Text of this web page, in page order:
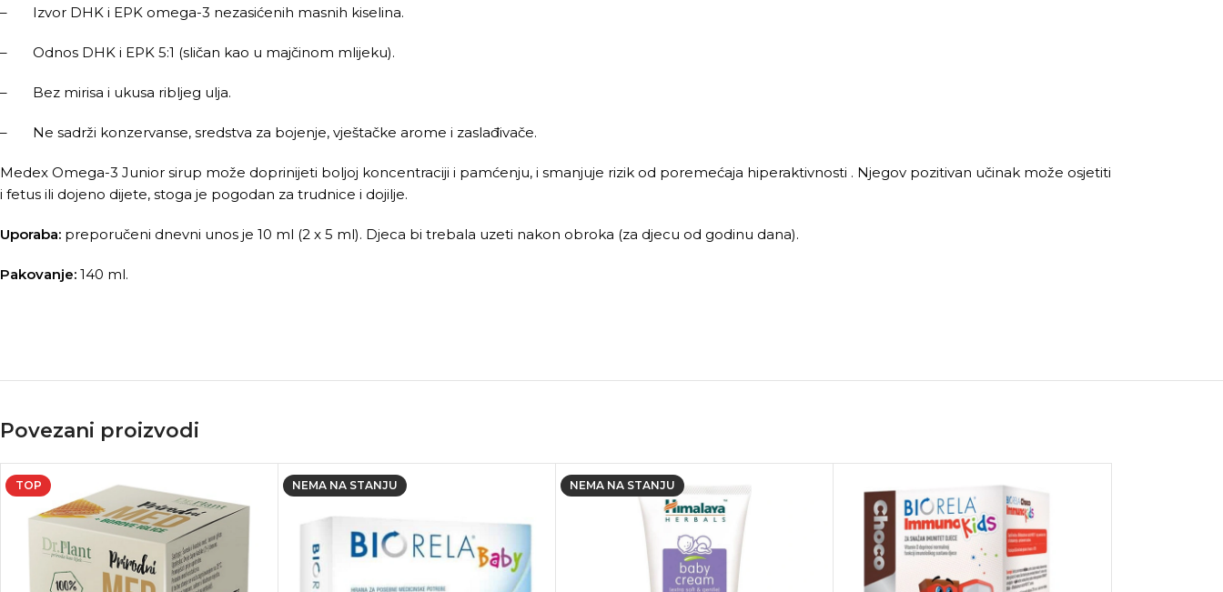
– Izvor DHK i EPK omega-3 nezasićenih masnih kiselina.
– Odnos DHK i EPK 5:1 (sličan kao u majčinom mlijeku).
– Bez mirisa i ukusa ribljeg ulja.
– Ne sadrži konzervanse, sredstva za bojenje, vještačke arome i zaslađivače.
Medex Omega-3 Junior sirup može doprinijeti boljoj koncentraciji i pamćenju, i smanjuje rizik od poremećaja hiperaktivnosti . Njegov pozitivan učinak može osjetiti
i fetus ili dojeno dijete, stoga je pogodan za trudnice i dojilje.
Uporaba: preporučeni dnevni unos je 10 ml (2 x 5 ml). Djeca bi trebala uzeti nakon obroka (za djecu od godinu dana).
Pakovanje: 140 ml.
Povezani proizvodi
TOP NEMA NA STANJU NEMA NA STANJU